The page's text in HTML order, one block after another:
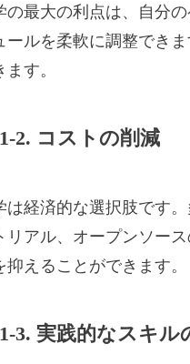
の最大の利点は、自分
ールを柔軟に調整でき
ます。
1-2. コストの削減
は経済的な選択肢です
リアル、オープンソー
抑えることができます。
1-3. 実践的なスキル